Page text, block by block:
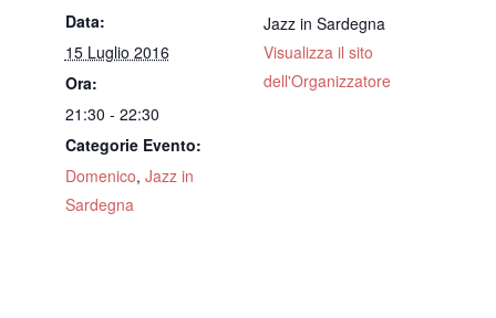
Data:
15 Luglio 2016
Ora:
21:30 - 22:30
Categorie Evento:
Domenico, Jazz in
Sardegna
Jazz in Sardegna
Visualizza il sito
dell'Organizzatore